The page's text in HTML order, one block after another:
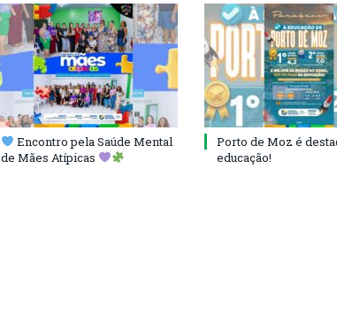
Encontro pela Saúde Mental
de Mães Atípicas
Porto de Moz é
educação!